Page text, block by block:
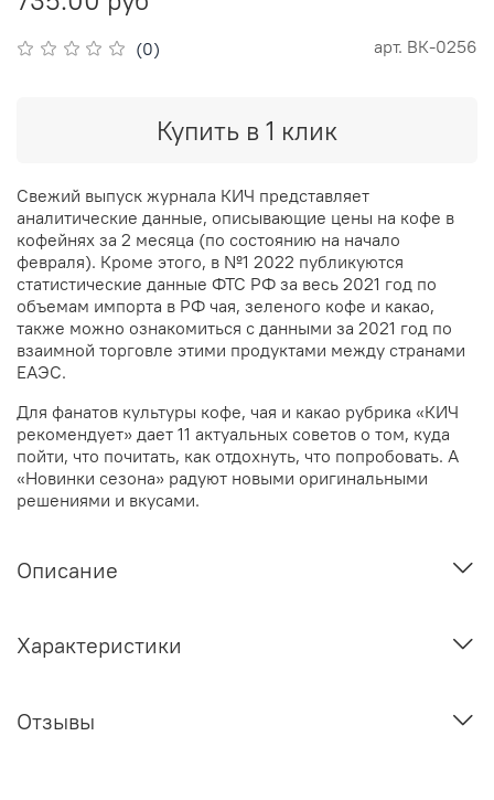
(0) арт. ВК-0256
Купить в 1 клик
Свежий выпуск журнала КИЧ представляет
аналитические данные, описывающие цены на кофе в
кофейнях за 2 месяца (по состоянию на начало
февраля). Кроме этого, в №1 2022 публикуются
статистические данные ФТС РФ за весь 2021 год по
объемам импорта в РФ чая, зеленого кофе и какао,
также можно ознакомиться с данными за 2021 год по
взаимной торговле этими продуктами между странами
ЕАЭС.
Для фанатов культуры кофе, чая и какао рубрика «КИЧ
рекомендует» дает 11 актуальных советов о том, куда
пойти, что почитать, как отдохнуть, что попробовать. А
«Новинки сезона» радуют новыми оригинальными
решениями и вкусами.
Описание
Характеристики
Отзывы